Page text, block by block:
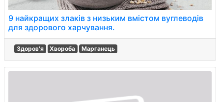
9 найкращих злаків з низьким вмістом вуглеводів
для здорового харчування.
Здоров'я Хвороба Марганець